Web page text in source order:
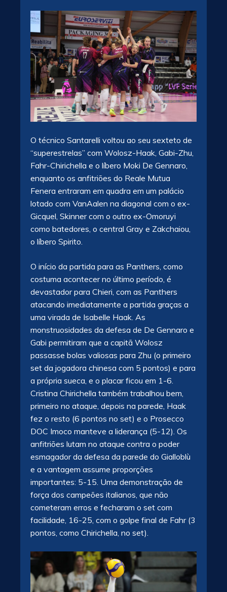
O técnico Santarelli voltou ao seu sexteto de
“superestrelas” com Wolosz-Haak, Gabi-Zhu,
Fahr-Chirichella e o líbero Moki De Gennaro,
enquanto os anfitriões do Reale Mutua
Fenera entraram em quadra em um palácio
lotado com VanAalen na diagonal com o ex-
Gicquel, Skinner com o outro ex-Omoruyi
como batedores, o central Gray e Zakchaiou,
o líbero Spirito.
O início da partida para as Panthers, como
costuma acontecer no último período, é
devastador para Chieri, com as Panthers
atacando imediatamente a partida graças a
uma virada de Isabelle Haak. As
monstruosidades da defesa de De Gennaro e
Gabi permitiram que a capitã Wolosz
passasse bolas valiosas para Zhu (o primeiro
set da jogadora chinesa com 5 pontos) e para
a própria sueca, e o placar ficou em 1-6.
Cristina Chirichella também trabalhou bem,
primeiro no ataque, depois na parede, Haak
fez o resto (6 pontos no set) e o Prosecco
DOC Imoco manteve a liderança (5-12). Os
anfitriões lutam no ataque contra o poder
esmagador da defesa da parede do Gialloblù
e a vantagem assume proporções
importantes: 5-15. Uma demonstração de
força dos campeões italianos, que não
cometeram erros e fecharam o set com
facilidade, 16-25, com o golpe final de Fahr (3
pontos, como Chirichella, no set).